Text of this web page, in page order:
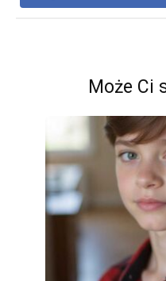
Może Ci